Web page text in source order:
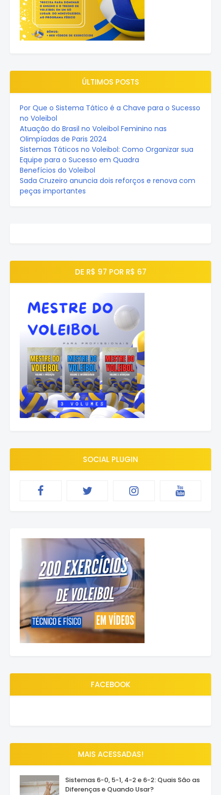
ÚLTIMOS POSTS
Por Que o Sistema Tático é a Chave para o Sucesso
no Voleibol
Atuação do Brasil no Voleibol Feminino nas
Olimpíadas de Paris 2024
Sistemas Táticos no Voleibol: Como Organizar sua
Equipe para o Sucesso em Quadra
Benefícios do Voleibol
Sada Cruzeiro anuncia dois reforços e renova com
peças importantes
DE R$ 97 POR R$ 67
SOCIAL PLUGIN
FACEBOOK
MAIS ACESSADAS!
Sistemas 6-0, 5-1, 4-2 e 6-2: Quais São as
Diferenças e Quando Usar?